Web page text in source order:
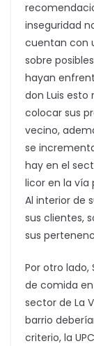
inseguridad
cuentan con
sobre
hayan
don Luis esto
colocar sus
vecino,
se
hay en el
licor en la vía
Al interior de
sus clientes,
sus
Por otro lado,
de comida
sector de La
barrio
criterio, la